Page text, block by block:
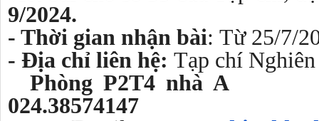
9/2024.
- Thời gian nhận bài: Từ 25/7/
- Địa chỉ liên hệ: Tạp chí
Phòng P2T4
024.38574147